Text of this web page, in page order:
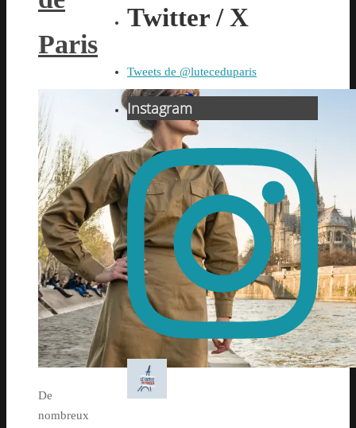
Paris
De
nombreux
Twitter / X
Tweets de @luteceduparis
Instagram